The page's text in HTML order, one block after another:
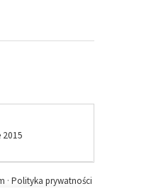
2015
Polityka prywatności
·